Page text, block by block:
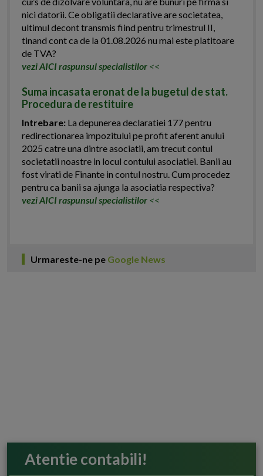
nici datorii. Ce obligatii declarative are societatea,
ultimul decont transmis fiind pentru trimestrul II,
tinand cont ca de la 01.08.2026 nu mai este platitoare
de TVA?
vezi AICI raspunsul specialistilor <<
Suma incasata eronat de la bugetul de stat.
Procedura de restituire
Intrebare: La depunerea declaratiei 177 pentru
redirectionarea impozitului pe profit aferent anului
2025 catre una dintre asociatii, am trecut contul
societatii noastre in locul contului asociatiei. Banii au
fost virati de Finante in contul nostru. Cum procedez
pentru ca banii sa ajunga la asociatia respectiva?
vezi AICI raspunsul specialistilor <<
Urmareste-ne pe Google News
Atentie contabili!